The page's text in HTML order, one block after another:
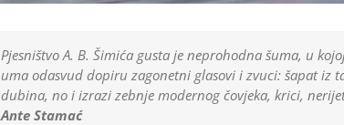
Pjesništvo A. B. Šimića gusta je neprohodna šuma, u
uma odasvud dopiru zagonetni glasovi i zvuci: šapat iz
dubina, no i izrazi zebnje modernog čovjeka, krici,
Ante Stamać